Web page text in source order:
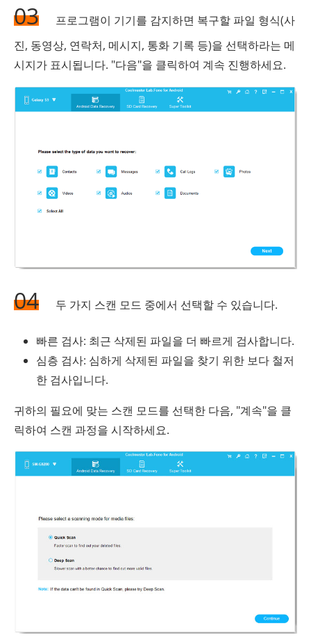
03
프로그램이 기기를 감지하면 복구할 파일 형식(사
진, 동영상, 연락처, 메시지, 통화 기록 등)을 선택하라는 메
시지가 표시됩니다. "다음"을 클릭하여 계속 진행하세요.
04 두 가지 스캔 모드 중에서 선택할 수 있습니다.
빠른 검사: 최근 삭제된 파일을 더 빠르게 검사합니다.
심층 검사: 심하게 삭제된 파일을 찾기 위한 보다 철저
한 검사입니다.
귀하의 필요에 맞는 스캔 모드를 선택한 다음, "계속"을 클
릭하여 스캔 과정을 시작하세요.